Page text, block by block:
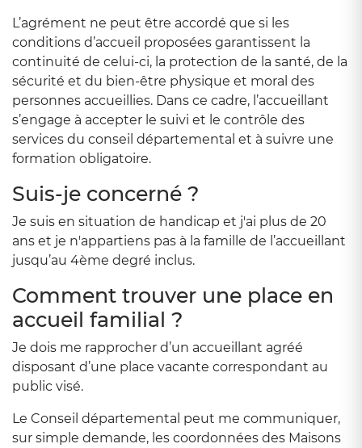
L’agrément ne peut être accordé que si les
conditions d’accueil proposées garantissent la
continuité de celui-ci, la protection de la santé, de la
sécurité et du bien-être physique et moral des
personnes accueillies. Dans ce cadre, l’accueillant
s’engage à accepter le suivi et le contrôle des
services du conseil départemental et à suivre une
formation obligatoire.
Suis-je concerné ?
Je suis en situation de handicap et j'ai plus de 20
ans et je n'appartiens pas à la famille de l’accueillant
jusqu’au 4ème degré inclus.
Comment trouver une place en
accueil familial ?
Je dois me rapprocher d’un accueillant agréé
disposant d’une place vacante correspondant au
public visé.
Le Conseil départemental peut me communiquer,
sur simple demande, les coordonnées des Maisons